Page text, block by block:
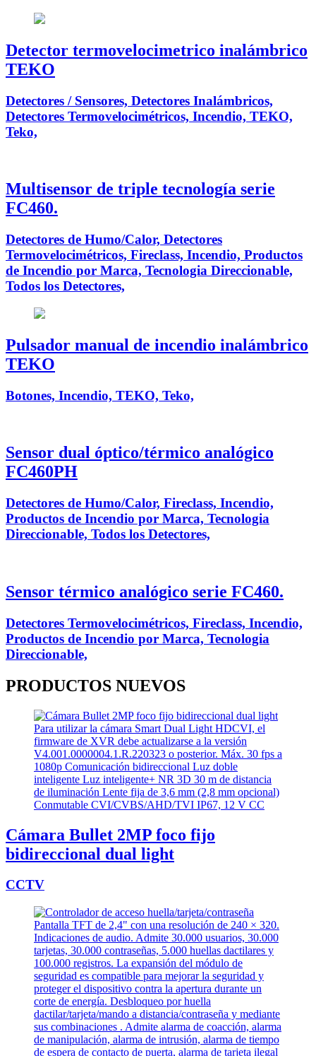
Detector termovelocimetrico inalámbrico
TEKO
Detectores / Sensores, Detectores Inalámbricos,
Detectores Termovelocimétricos, Incendio, TEKO,
Teko,
Multisensor de triple tecnología serie
FC460.
Detectores de Humo/Calor, Detectores
Termovelocimétricos, Fireclass, Incendio, Productos
de Incendio por Marca, Tecnologia Direccionable,
Todos los Detectores,
Pulsador manual de incendio inalámbrico
TEKO
Botones, Incendio, TEKO, Teko,
Sensor dual óptico/térmico analógico
FC460PH
Detectores de Humo/Calor, Fireclass, Incendio,
Productos de Incendio por Marca, Tecnologia
Direccionable, Todos los Detectores,
Sensor térmico analógico serie FC460.
Detectores Termovelocimétricos, Fireclass, Incendio,
Productos de Incendio por Marca, Tecnologia
Direccionable,
PRODUCTOS NUEVOS
Cámara Bullet 2MP foco fijo
bidireccional dual light
CCTV